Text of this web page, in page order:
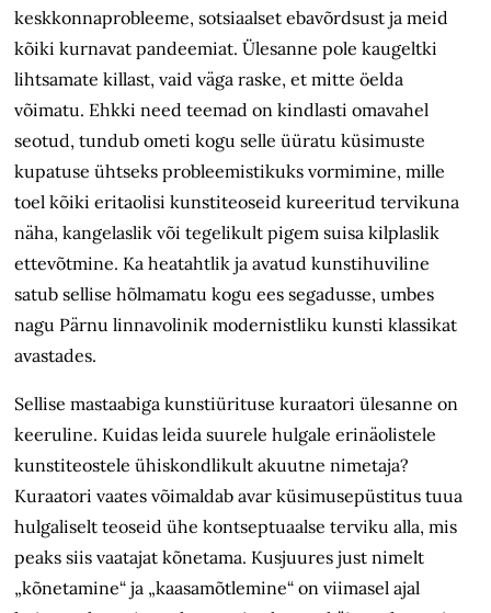
keskkonnaprobleeme, sotsiaalset ebavõrdsust ja meid
kõiki kurnavat pandeemiat. Ülesanne pole kaugeltki
lihtsamate killast, vaid väga raske, et mitte öelda
võimatu. Ehkki need teemad on kindlasti omavahel
seotud, tundub ometi kogu selle üüratu küsimuste
kupatuse ühtseks probleemistikuks vormimine, mille
toel kõiki eritaolisi kunstiteoseid kureeritud tervikuna
näha, kangelaslik või tegelikult pigem suisa kilplaslik
ettevõtmine. Ka heatahtlik ja avatud kunstihuviline
satub sellise hõlmamatu kogu ees segadusse, umbes
nagu Pärnu linnavolinik modernistliku kunsti klassikat
avastades.
Sellise mastaabiga kunstiürituse kuraatori ülesanne on
keeruline. Kuidas leida suurele hulgale erinäolistele
kunstiteostele ühiskondlikult akuutne nimetaja?
Kuraatori vaates võimaldab avar küsimusepüstitus tuua
hulgaliselt teoseid ühe kontseptuaalse terviku alla, mis
peaks siis vaatajat kõnetama. Kusjuures just nimelt
„kõnetamine“ ja „kaasamõtlemine“ on viimasel ajal